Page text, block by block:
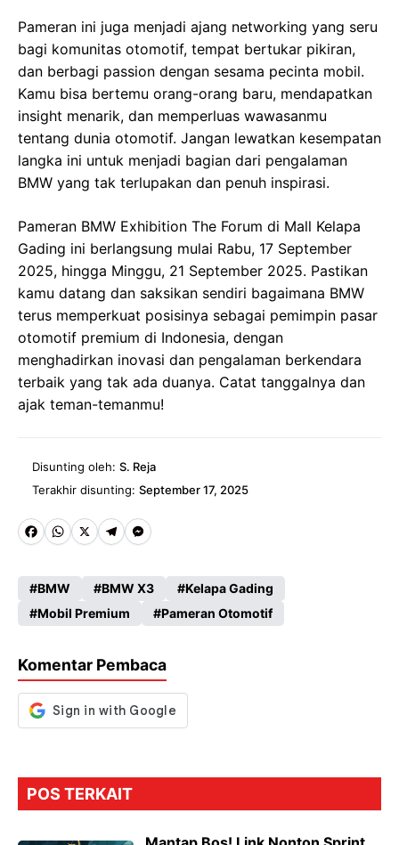
Pameran ini juga menjadi ajang networking yang seru
bagi komunitas otomotif, tempat bertukar pikiran,
dan berbagi passion dengan sesama pecinta mobil.
Kamu bisa bertemu orang-orang baru, mendapatkan
insight menarik, dan memperluas wawasanmu
tentang dunia otomotif. Jangan lewatkan kesempatan
langka ini untuk menjadi bagian dari pengalaman
BMW yang tak terlupakan dan penuh inspirasi.
Pameran BMW Exhibition The Forum di Mall Kelapa
Gading ini berlangsung mulai Rabu, 17 September
2025, hingga Minggu, 21 September 2025. Pastikan
kamu datang dan saksikan sendiri bagaimana BMW
terus memperkuat posisinya sebagai pemimpin pasar
otomotif premium di Indonesia, dengan
menghadirkan inovasi dan pengalaman berkendara
terbaik yang tak ada duanya. Catat tanggalnya dan
ajak teman-temanmu!
Disunting oleh: S. Reja
Terakhir disunting: September 17, 2025
Fa
b
o
k
W
ts
A
p
X
Te
gr
a
M
se
n
er
BMW BMW X3
Kelapa Gading
Mobil Premium
Pameran Otomotif
Komentar Pembaca
POS TERKAIT